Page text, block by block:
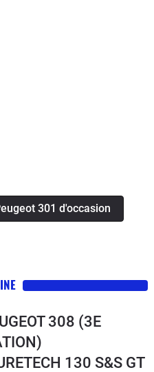
301 d'occasion
308 (3E
130 S&S GT